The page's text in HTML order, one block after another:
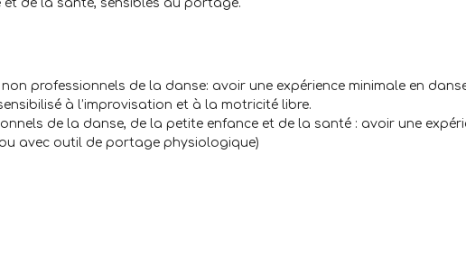
et de la santé, sensibles au portage.
professionnels de la danse: avoir une expérience minimale en
à l’improvisation et à la motricité libre.
de la danse, de la petite enfance et de la santé : avoir une
avec outil de portage physiologique)